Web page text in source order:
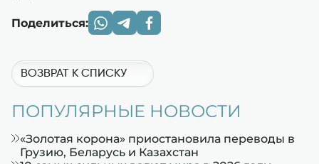
Поделиться:
ВОЗВРАТ К СПИСКУ
ПОПУЛЯРНЫЕ НОВОСТИ
«Золотая корона» приостановила переводы в
Грузию, Беларусь и Казахстан